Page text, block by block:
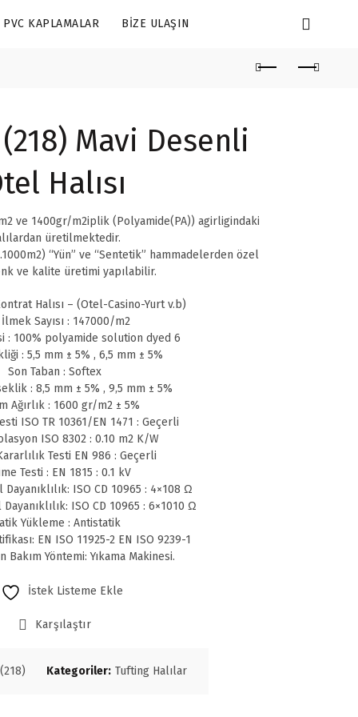
PVC KAPLAMALAR BIZE ULAŞIN
Mavi Desenli
Halısı
ve 1400gr/m2iplik (Polyamide(PA)) agirligindaki
üretilmektedir.
“Yün” ve “Sentetik” hammadelerden özel
ve kalite üretimi yapılabilir.
Halısı – (Otel-Casino-Yurt v.b)
Sayısı : 147000/m2
: 100% polyamide solution dyed 6
: 5,5 mm ± 5% , 6,5 mm ± 5%
Son Taban : Softex
: 8,5 mm ± 5% , 9,5 mm ± 5%
Ağırlık : 1600 gr/m2 ± 5%
ISO TR 10361/EN 1471 : Geçerli
ISO 8302 : 0.10 m2 K/W
Testi EN 986 : Geçerli
Testi : EN 1815 : 0.1 kV
ISO CD 10965 : 4×108 Ω
ISO CD 10965 : 6×1010 Ω
Yükleme : Antistatik
EN ISO 11925-2 EN ISO 9239-1
Bakım Yöntemi: Yıkama Makinesi.
İstek Listeme Ekle
Karşılaştır
Kategoriler: Tufting Halılar